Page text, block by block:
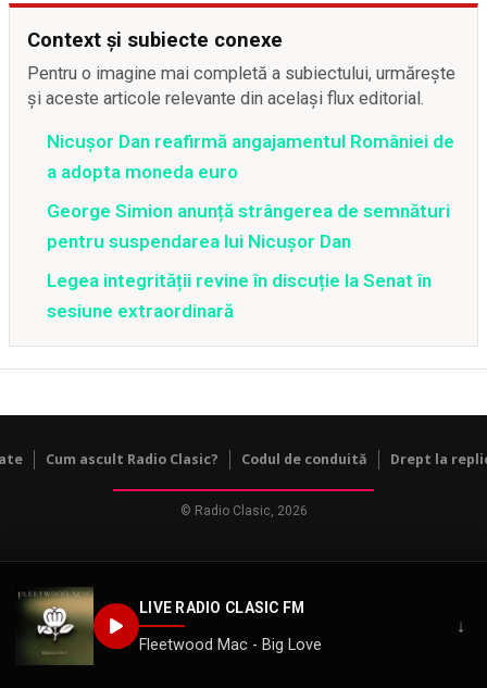
LIVE RADIO CLASIC FM
Fleetwood Mac - Big Love
↓
Context și subiecte conexe
Pentru o imagine mai completă a subiectului, urmărește
și aceste articole relevante din același flux editorial.
Nicușor Dan reafirmă angajamentul României de
a adopta moneda euro
George Simion anunță strângerea de semnături
pentru suspendarea lui Nicușor Dan
Legea integrității revine în discuție la Senat în
sesiune extraordinară
Cum ascult Radio Clasic? Codul de conduită Drept la
© Radio Clasic, 2026